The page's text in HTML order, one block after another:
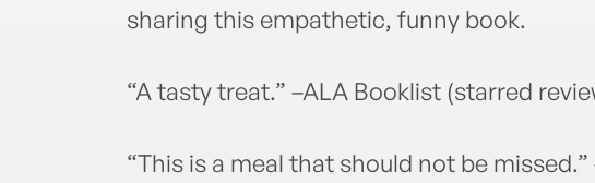
sharing this empathetic, funny book.
“A tasty treat.” –ALA Booklist (starred
“This is a meal that should not be